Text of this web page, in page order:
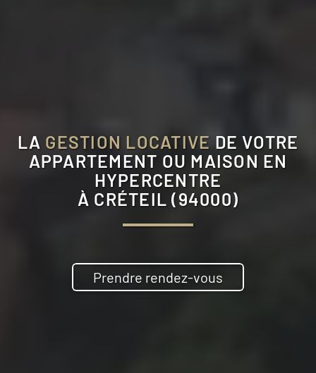
LA GESTION LOCATIVE DE VOTRE
APPARTEMENT OU MAISON EN
HYPERCENTRE
À CRÉTEIL (94000)
Prendre rendez-vous